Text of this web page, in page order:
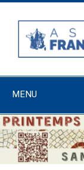
Skip
content
MENU